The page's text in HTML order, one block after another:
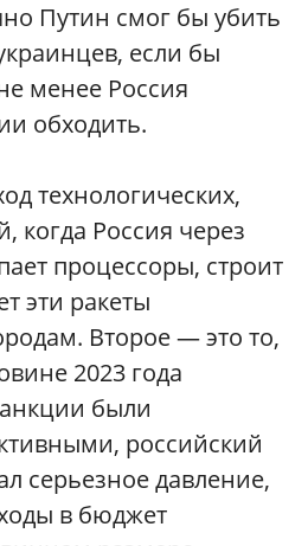
Путин смог бы убить
если бы
менее Россия
обходить.
технологических,
когда Россия через
процессоры, строит
эти ракеты
Второе — это то,
2023 года
были
российский
серьезное давление,
в бюджет